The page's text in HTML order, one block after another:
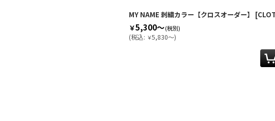
MY NAME 刺繍カラー【クロスオーダー】 [
￥5,300～(税別)
(税込: ￥5,830～)